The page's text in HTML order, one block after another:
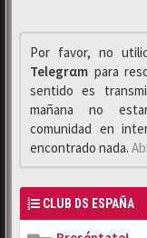
Por favor, no
Telegrαm para
sentido es
mañana no
comunidad en
encontrado nada.
CLUB DS ESPAÑA